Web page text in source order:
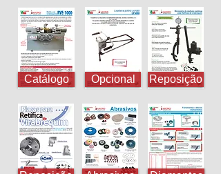
Catálogo Opcional Reposição